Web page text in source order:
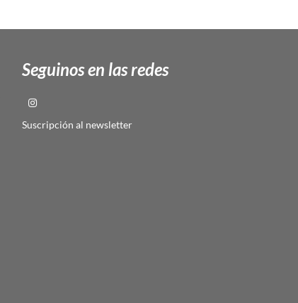
Seguinos en las redes
Suscripción al newsletter